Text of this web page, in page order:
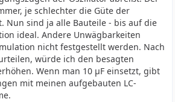
je schlechter die Güte der
Nun sind ja alle Bauteile - bis auf die
ideal. Andere Unwägbarkeiten
nicht festgestellt werden. Nach
würde ich den besagten
Wenn man 10 µF einsetzt, gibt
mit meinen aufgebauten LC-